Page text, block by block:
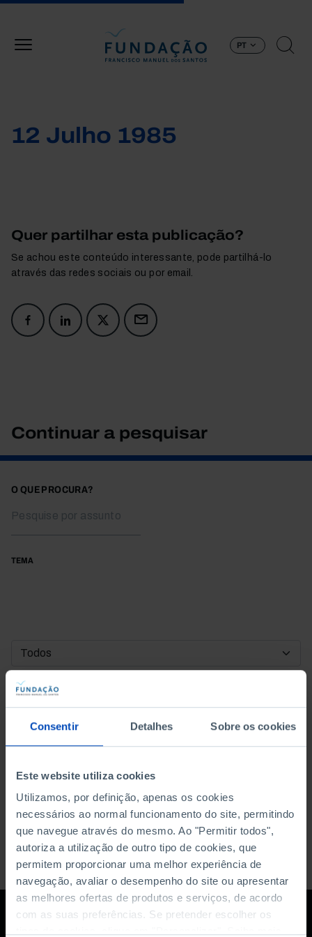
Consentir Detalhes Sobre os cookies
Este website utiliza cookies
Utilizamos, por definição, apenas os cookies
necessários ao normal funcionamento do site, permitindo
que navegue através do mesmo. Ao "Permitir todos",
autoriza a utilização de outro tipo de cookies, que
permitem proporcionar uma melhor experiência de
navegação, avaliar o desempenho do site ou apresentar
as melhores ofertas de produtos e serviços, de acordo
com as suas preferências. Se pretender escolher os
PT
12 Julho 1985
Quer partilhar esta publicação?
Se achou este conteúdo interessante, pode partilhá-lo
através das redes sociais ou por email.
Continuar a pesquisar
O QUE PROCURA?
TEMA
DATA DE INÍCIO
DATA DE FIM